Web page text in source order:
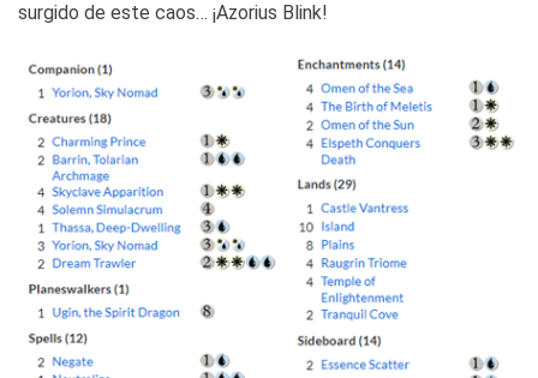
surgido de este caos… ¡Azorius Blink!